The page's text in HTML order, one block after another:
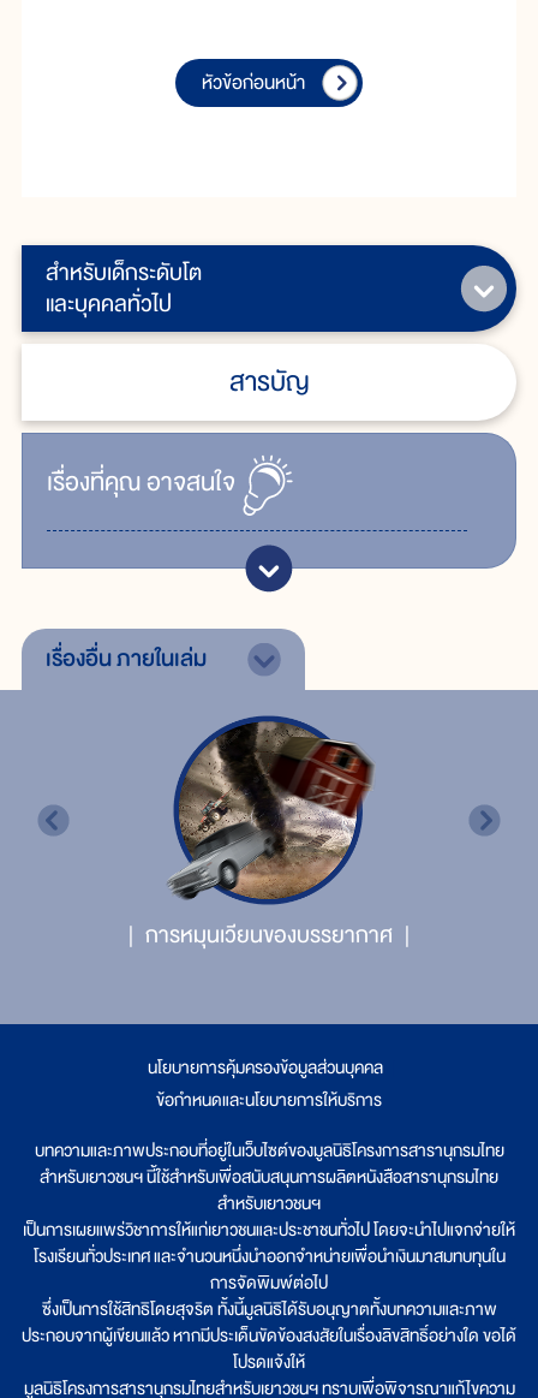
สำหรับเด็กระดับโต
และบุคคลทั่วไป
สารบัญ
เรื่ิองที่คุณอาจสนใจ
หัวข้อก่อนหน้า
เรื่องอื่นภายในเล่ม
การหมุนเวียนของบรรยากาศ
นโยบายการคุ้มครองข้อมูลส่วนบุคคล
ข้อกำหนดและนโยบายการให้บริการ
บทความและภาพประกอบที่อยู่ในเว็บไซต์ของมูลนิธิโครงการสารานุกรมไทย
สำหรับเยาวชนฯ นี้ใช้สำหรับเพื่อสนับสนุนการผลิตหนังสือสารานุกรมไทย
สำหรับเยาวชนฯ
เป็นการเผยแพร่วิชาการให้แก่เยาวชนและประชาชนทั่วไป โดยจะนำไปแจกจ่ายให้
โรงเรียนทั่วประเทศ และจำนวนหนึ่งนำออกจำหน่ายเพื่อนำเงินมาสมทบทุนใน
การจัดพิมพ์ต่อไป
ซึ่งเป็นการใช้สิทธิโดยสุจริต ทั้งนี้มูลนิธิได้รับอนุญาตทั้งบทความและภาพ
ประกอบจากผู้เขียนแล้ว หากมีประเด็นขัดข้องสงสัยในเรื่องลิขสิทธิ์อย่างใด ขอได้
โปรดแจ้งให้
มูลนิธิโครงการสารานุกรมไทยสำหรับเยาวชนฯ ทราบเพื่อพิจารณาแก้ไขความ